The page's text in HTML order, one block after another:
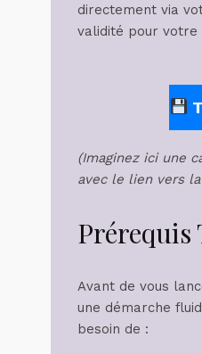
directement via
validité pour votre
(Imaginez ici une
avec le lien vers
Prérequis
Avant de vous
une démarche
besoin de :